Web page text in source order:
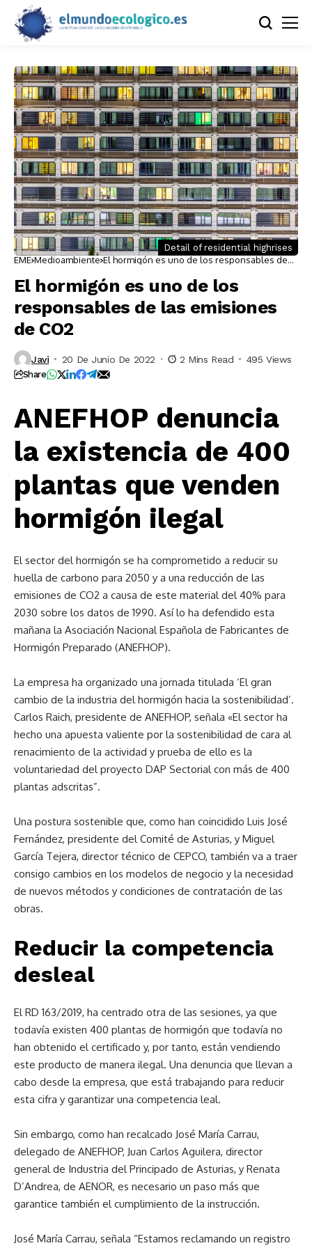
Detail of residential highrises
EME Medioambiente El hormigón es uno de los responsables de
El hormigón es uno de los
responsables de las emisiones
de CO2
Javi 20 De Junio De 2022 2 Mins Read 495 Views
Share
ANEFHOP denuncia
la existencia de 400
plantas que venden
hormigón ilegal
El sector del hormigón se ha comprometido a reducir su
huella de carbono para 2050 y a una reducción de las
emisiones de CO2 a causa de este material del 40% para
2030 sobre los datos de 1990. Así lo ha defendido esta
mañana la Asociación Nacional Española de Fabricantes de
Hormigón Preparado (ANEFHOP).
La empresa ha organizado una jornada titulada ‘El gran
cambio de la industria del hormigón hacia la sostenibilidad’.
Carlos Raich, presidente de ANEFHOP, señala «El sector ha
hecho una apuesta valiente por la sostenibilidad de cara al
renacimiento de la actividad y prueba de ello es la
voluntariedad del proyecto DAP Sectorial con más de 400
plantas adscritas”.
Una postura sostenible que, como han coincidido Luis José
Fernández, presidente del Comité de Asturias, y Miguel
García Tejera, director técnico de CEPCO, también va a traer
consigo cambios en los modelos de negocio y la necesidad
de nuevos métodos y condiciones de contratación de las
obras.
Reducir la competencia
desleal
El RD 163/2019, ha centrado otra de las sesiones, ya que
todavía existen 400 plantas de hormigón que todavía no
han obtenido el certificado y, por tanto, están vendiendo
este producto de manera ilegal. Una denuncia que llevan a
cabo desde la empresa, que está trabajando para reducir
esta cifra y garantizar una competencia leal.
Sin embargo, como han recalcado José María Carrau,
delegado de ANEFHOP, Juan Carlos Aguilera, director
general de Industria del Principado de Asturias, y Renata
D’Andrea, de AENOR, es necesario un paso más que
garantice también el cumplimiento de la instrucción.
José María Carrau, señala “Estamos reclamando un registro